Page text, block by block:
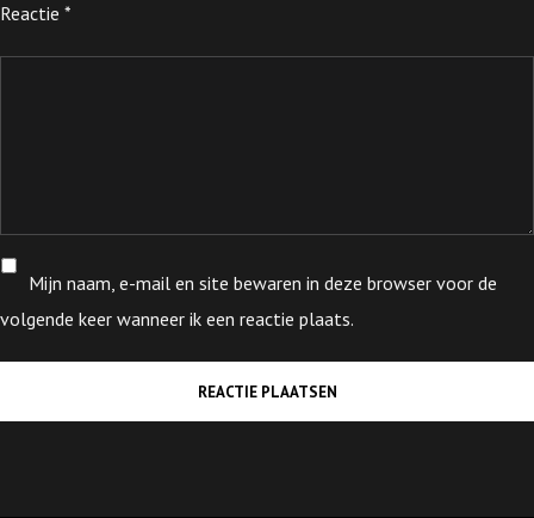
Reactie *
Mijn naam, e-mail en site bewaren in deze browser voor de
volgende keer wanneer ik een reactie plaats.